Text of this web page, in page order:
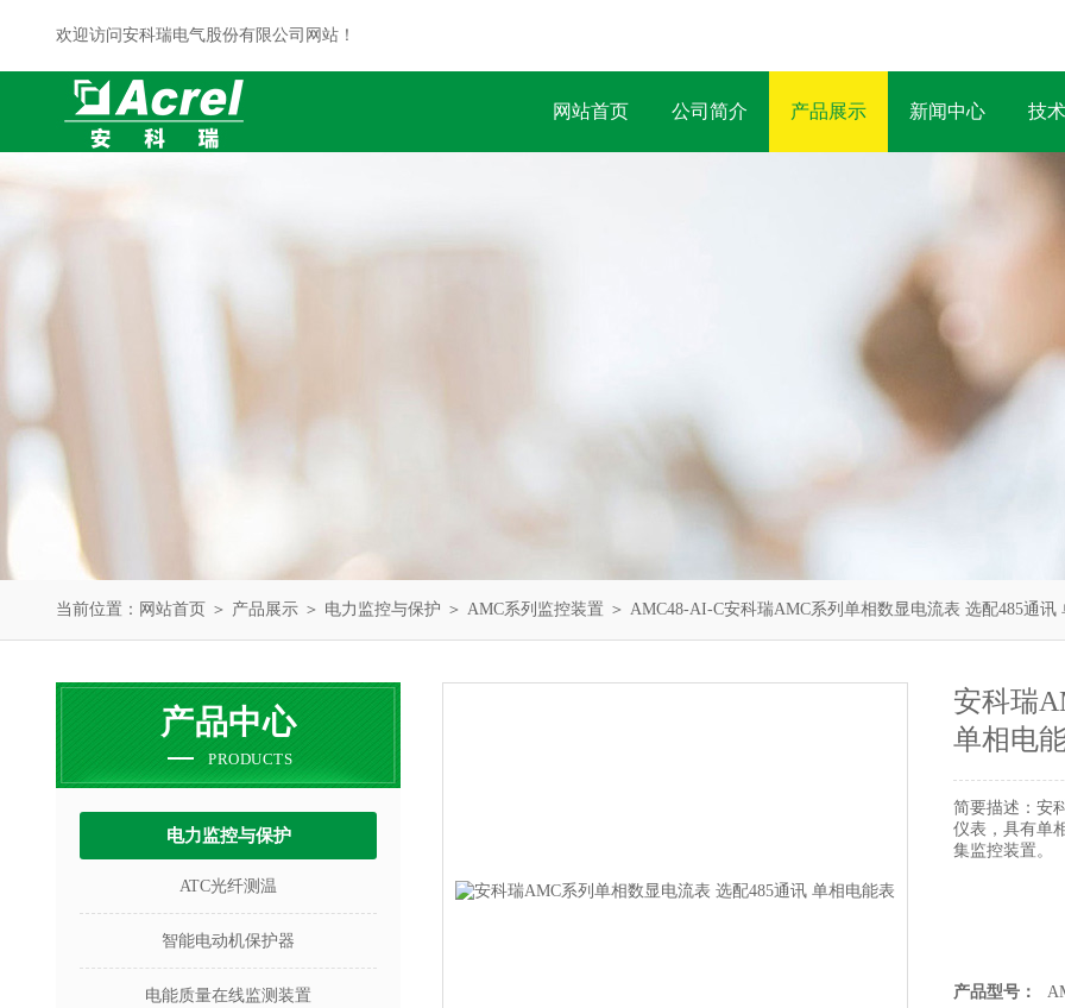
欢迎访问安科瑞电气股份有限公司网站！
网站首页 公司简介 产品展示 新闻中心 技
当前位置： 网站首页 ＞ 产品展示 ＞ 电力监控与保护 ＞ AMC系列监控装置 ＞ AMC48-AI-C安科瑞AMC系列单相数显电流表 选配485通讯 单相
产品中心
PRODUCTS
电力监控与保护
ATC光纤测温
智能电动机保护器
电能质量在线监测装置
安科瑞
单相电
简要描述： 安
仪表，具有单
集监控装置。
产品型号：